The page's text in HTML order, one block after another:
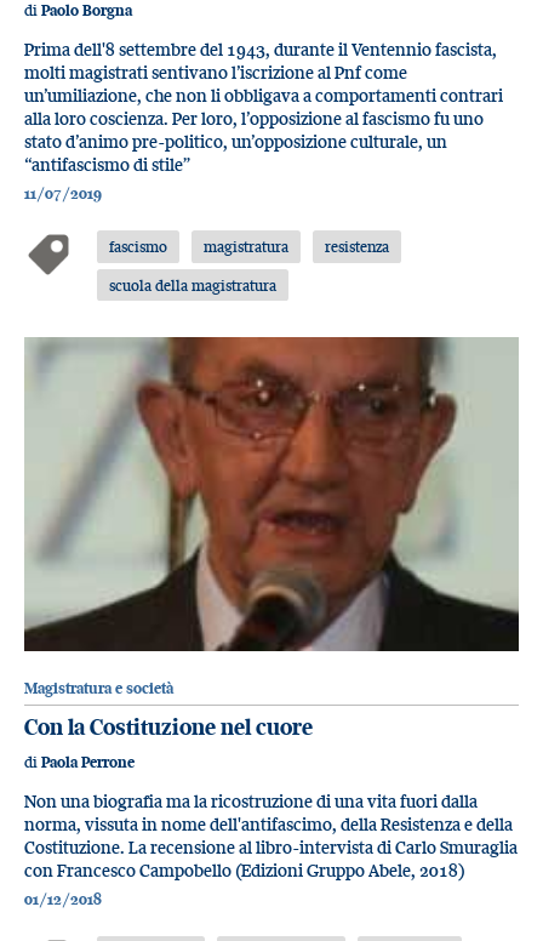
di Paolo Borgna
Prima dell'8 settembre del 1943, durante il Ventennio fascista,
molti magistrati sentivano l’iscrizione al Pnf come
un’umiliazione, che non li obbligava a comportamenti contrari
alla loro coscienza. Per loro, l’opposizione al fascismo fu uno
stato d’animo pre-politico, un’opposizione culturale, un
“antifascismo di stile”
11/07/2019
fascismo magistratura
resistenza
scuola della magistratura
Magistratura e società
Con la Costituzione nel cuore
di Paola Perrone
Non una biografia ma la ricostruzione di una vita fuori dalla
norma, vissuta in nome dell'antifascimo, della Resistenza e della
Costituzione. La recensione al libro-intervista di Carlo Smuraglia
con Francesco Campobello (Edizioni Gruppo Abele, 2018)
01/12/2018